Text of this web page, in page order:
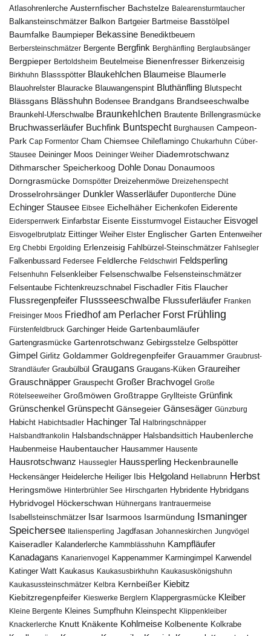
Atlasohrenlerche Austernfischer Bachstelze Balearensturmtaucher
Balkansteinschmätzer Balkon Bartgeier Bartmeise Basstölpel
Baumfalke Baumpieper Bekassine Benediktbeuern
Berbersteinschmätzer Bergente Bergfink Berghänfling Berglaubsänger
Bergpieper Bertoldsheim Beutelmeise Bienenfresser Birkenzeisig
Birkhuhn Blassspötter Blaukehlchen Blaumeise Blaumerle
Blauohrelster Blauracke Blauwangenspint Bluthänfling Blutspecht
Blässgans Blässhuhn Bodensee Brandgans Brandseeschwalbe
Braunkehl-Uferschwalbe Braunkehlchen Brautente Brillengrasmücke
Bruchwasserläufer Buchfink Buntspecht Burghausen Campeon-
Park Cap Formentor Cham Chiemsee Chileflamingo Chukarhuhn Cúber-
Stausee Deininger Moos Deininger Weiher Diademrotschwanz
Dithmarscher Speicherkoog Dohle Donau Donaumoos
Dorngrasmücke Dornspötter Dreizehenmöwe Dreizehenspecht
Drosselrohrsänger Dunkler Wasserläufer Dupontlerche Düne
Echinger Stausee Eibsee Eichelhäher Eichenkofen Eiderente
Eidersperrwerk Einfarbstar Eisente Eissturmvogel Eistaucher Eisvogel
Eisvogelbrutplatz Eittinger Weiher Elster Englischer Garten Entenweiher
Erg Chebbi Ergolding Erlenzeisig Fahlbürzel-Steinschmätzer Fahlsegler
Falkenbussard Federsee Feldlerche Feldschwirl Feldsperling
Felsenhuhn Felsenkleiber Felsenschwalbe Felsensteinschmätzer
Felsentaube Fichtenkreuzschnabel Fischadler Fitis Flaucher
Flussregenpfeifer Flussseeschwalbe Flussuferläufer Franken
Freisinger Moos Friedhof am Perlacher Forst Frühling
Fürstenfeldbruck Garchinger Heide Gartenbaumläufer
Gartengrasmücke Gartenrotschwanz Gebirgsstelze Gelbspötter
Gimpel Girlitz Goldammer Goldregenpfeifer Grauammer Graubrust-
Strandläufer Graubülbül Graugans Graugans-Küken Graureiher
Grauschnäpper Grauspecht Großer Brachvogel Große
Rötelseeweiher Großmöwen Großtrappe Gryllteiste Grünfink
Grünschenkel Grünspecht Gänsegeier Gänsesäger Günzburg
Habicht Habichtsadler Hachinger Tal Halbringschnäpper
Halsbandfrankolin Halsbandschnäpper Halsbandsittich Haubenlerche
Haubenmeise Haubentaucher Hausammer Hausente
Hausrotschwanz Haussegler Haussperling Heckenbraunelle
Heckensänger Heidelerche Heiliger Ibis Helgoland Hellabrunn Herbst
Heringsmöwe Hinterbrühler See Hirschgarten Hybridente Hybridgans
Hybridvogel Höckerschwan Hühnergans Irantrauermeise
Isabellsteinschmätzer Isar Isarmoos Isarmündung Ismaninger
Speichersee Italiensperling Jagdfasan Johanneskirchen Jungvögel
Kaiseradler Kalanderlerche Kammblässhuhn Kampfläufer
Kanadagans Kanarienvogel Kappenammer Karmingimpel Karwendel
Katinger Watt Kaukasus Kaukasusbirkhuhn Kaukasuskönigshuhn
Kaukasussteinschmätzer Kelbra Kernbeißer Kiebitz
Kiebitzregenpfeifer Kieswerke Berglern Klappergrasmücke Kleiber
Kleine Bergente Kleines Sumpfhuhn Kleinspecht Klippenkleiber
Knackerlerche Knutt Knäkente Kohlmeise Kolbenente Kolkrabe